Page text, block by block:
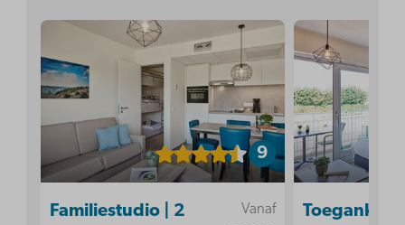
9
Vanaf
Familiestudio | 2